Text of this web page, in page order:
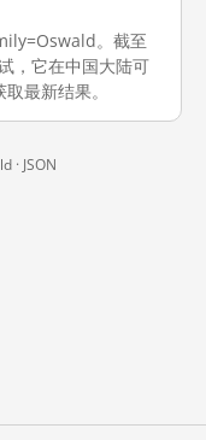
。截至
，它在中国大陆可
最新结果。
· JSON